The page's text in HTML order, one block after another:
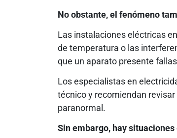
No obstante, el fenómeno
Las instalaciones eléctricas
de temperatura o las
que un aparato presente
Los especialistas en
técnico y recomiendan
paranormal.
Sin embargo, hay